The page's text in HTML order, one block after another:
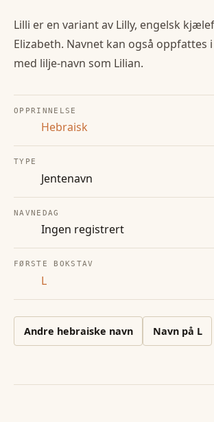
Lilli er en variant av Lilly, engelsk
Elizabeth. Navnet kan også oppfattes
med lilje-navn som Lilian.
OPPRINNELSE
Hebraisk
TYPE
Jentenavn
NAVNEDAG
Ingen registrert
FØRSTE BOKSTAV
L
Andre hebraiske navn Navn på L